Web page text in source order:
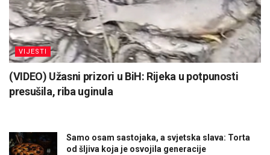
VIJESTI
(VIDEO) Užasni prizori u BiH: Rijeka u potpunosti
presušila, riba uginula
Samo osam sastojaka, a svjetska slava: Torta
od šljiva koja je osvojila generacije